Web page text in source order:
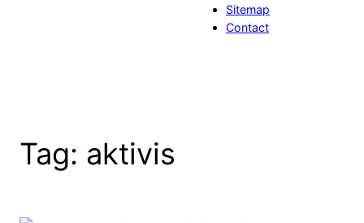
Sitemap
Contact
Tag: aktivis